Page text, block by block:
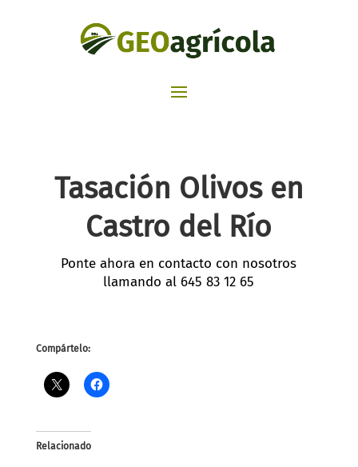
Tasación Olivos en
Castro del Río
Ponte ahora en contacto con nosotros
llamando al 645 83 12 65
Compártelo:
Relacionado